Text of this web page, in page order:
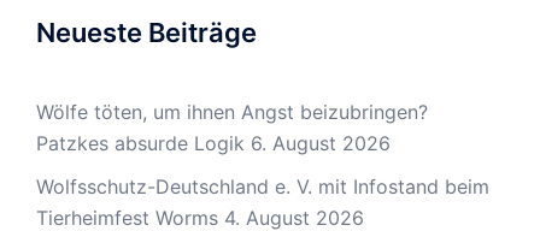
Neueste Beiträge
Wölfe töten, um ihnen Angst beizubringen?
Patzkes absurde Logik 6. August 2026
Wolfsschutz-Deutschland e. V. mit Infostand beim
Tierheimfest Worms 4. August 2026